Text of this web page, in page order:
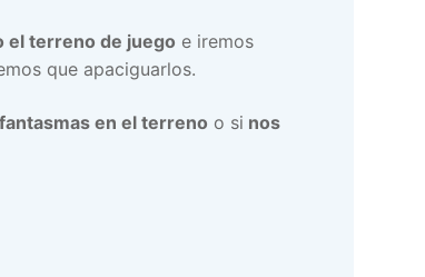
el terreno de juego e iremos
que apaciguarlos.
en el terreno o si nos